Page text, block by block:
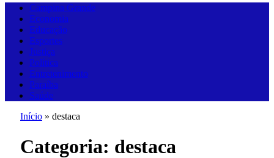
Campina Grande
Economia
Educação
Esportes
Justiça
Política
Entretenimento
Paraíba
Saúde
Início » destaca
Categoria: destaca